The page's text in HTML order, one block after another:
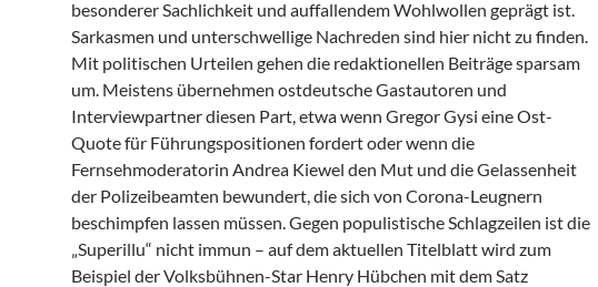
besonderer Sachlichkeit und auffallendem Wohlwollen geprägt ist.
Sarkasmen und unterschwellige Nachreden sind hier nicht zu finden.
Mit politischen Urteilen gehen die redaktionellen Beiträge sparsam
um. Meistens übernehmen ostdeutsche Gastautoren und
Interviewpartner diesen Part, etwa wenn Gregor Gysi eine Ost-
Quote für Führungspositionen fordert oder wenn die
Fernsehmoderatorin An­drea Kiewel den Mut und die Gelassenheit
der Polizeibeamten bewundert, die sich von Corona-Leugnern
beschimpfen lassen müssen. Gegen populistische Schlagzeilen ist die
„Superillu“ nicht immun – auf dem aktuellen Titelblatt wird zum
Beispiel der Volksbühnen-Star Henry Hübchen mit dem Satz